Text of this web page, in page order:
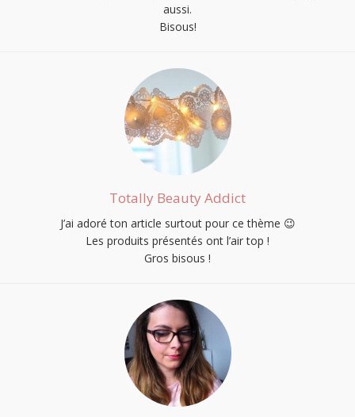
aussi.
Bisous!
Totally Beauty Addict
J’ai adoré ton article surtout pour ce thème 😉
Les produits présentés ont l’air top !
Gros bisous !